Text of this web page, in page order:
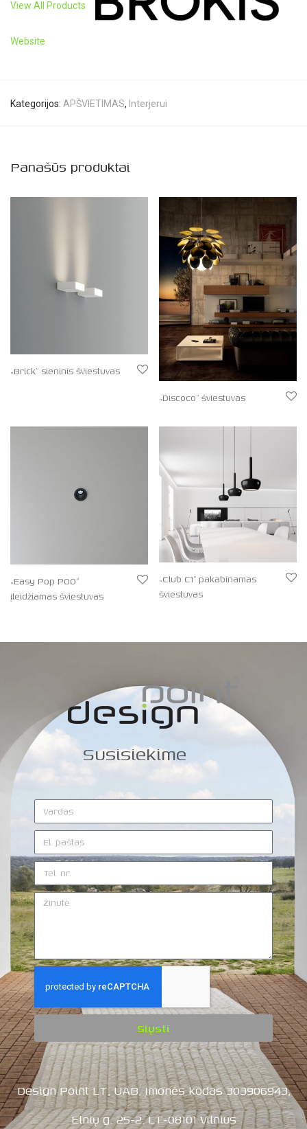
View All Products
Website
Kategorijos: APŠVIETIMAS, Interjerui
Panašūs produktai
„Brick” sieninis šviestuvas
„Discoco” šviestuvas
„Easy Pop P00”
įleidžiamas šviestuvas
„Club C1” pakabinamas
šviestuvas
Susisiekime
Siųsti
Design Point LT, UAB, Įmonės kodas 303906943,
Elnių g. 25-2, LT-08101 Vilnius